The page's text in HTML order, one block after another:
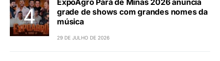
ExpoAgro Pará de Minas 2026 anuncia
grade de shows com grandes nomes da
música
29 DE JULHO DE 2026